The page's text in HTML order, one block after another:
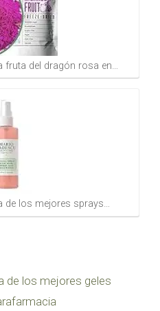
fruta del dragón rosa en…
de los mejores sprays…
de los mejores geles